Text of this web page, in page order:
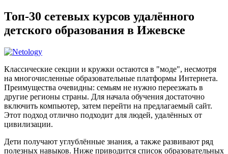
Топ-30 сетевых курсов удалённого
детского образования в Ижевске
Классические секции и кружки остаются в "моде", несмотря
на многочисленные образовательные платформы Интернета.
Преимущества очевидны: семьям не нужно переезжать в
другие регионы страны. Для начала обучения достаточно
включить компьютер, затем перейти на предлагаемый сайт.
Этот подход отлично подходит для людей, удалённых от
цивилизации.
Дети получают углублённые знания, а также развивают ряд
полезных навыков. Ниже приводится список образовательных